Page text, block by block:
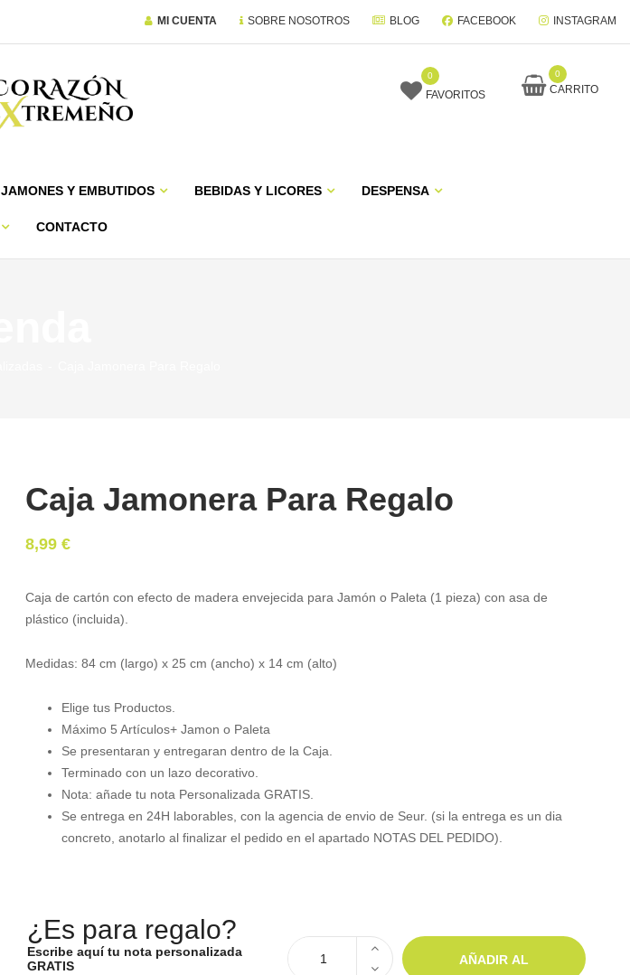
MI CUENTA SOBRE NOSOTROS BLOG FACEBOOK INSTAGRAM
0
FAVORITOS
0
CARRITO
JAMONES Y EMBUTIDOS BEBIDAS Y LICORES DESPENSA
CONTACTO
Caja Jamonera Para Regalo
8,99 €
Caja de cartón con efecto de madera envejecida para Jamón o Paleta (1 pieza) con asa de
plástico (incluida).
Medidas: 84 cm (largo) x 25 cm (ancho) x 14 cm (alto)
Elige tus Productos.
Máximo 5 Artículos+ Jamon o Paleta
Se presentaran y entregaran dentro de la Caja.
Terminado con un lazo decorativo.
Nota: añade tu nota Personalizada GRATIS.
Se entrega en 24H laborables, con la agencia de envio de Seur. (si la entrega es un dia
concreto, anotarlo al finalizar el pedido en el apartado NOTAS DEL PEDIDO).
¿Es para regalo?
Escribe aquí tu nota personalizada
GRATIS
AÑADIR AL